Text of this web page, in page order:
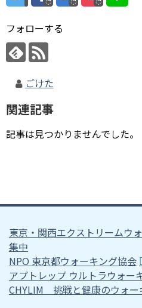
フォローする
ごけた
関連記事
記事は見つかりませんでした。
東京・関西エクストリームウ
集中
NPO 東京都ウォーキング協会
アプトレップ ウルトラウォー
CHYLIM 挑戦と健康のウォー